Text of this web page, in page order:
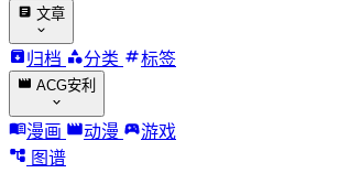
文章
归档 分类 标签
ACG安利
漫画 动漫
游戏
图谱